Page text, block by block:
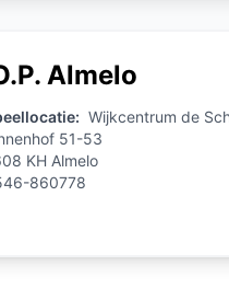
Almelo
Wijkcentrum de
51-53
KH Almelo
860778